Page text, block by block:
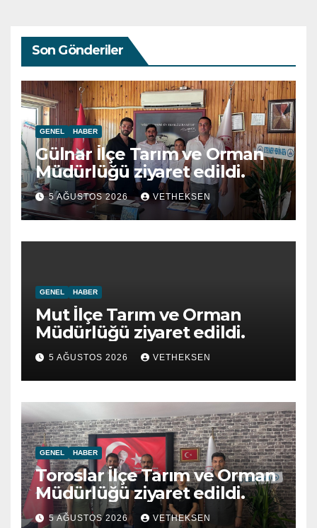
Son Gönderiler
GENEL HABER
Gülnar İlçe Tarım ve Orman
Müdürlüğü ziyaret edildi.
5 AĞUSTOS 2026 VETHEKSEN
GENEL HABER
Mut İlçe Tarım ve Orman
Müdürlüğü ziyaret edildi.
5 AĞUSTOS 2026 VETHEKSEN
GENEL HABER
Toroslar İlçe Tarım ve Orman
Müdürlüğü ziyaret edildi.
5 AĞUSTOS 2026 VETHEKSEN